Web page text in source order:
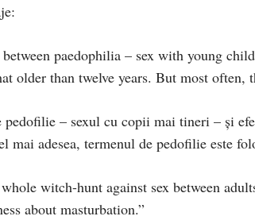
paedophilia – sex with young
older than twelve years. But most often,
pedofilie – sexul cu copii mai tineri – şi
mai adesea, termenul de pedofilie este
witch-hunt against sex between
about masturbation.”